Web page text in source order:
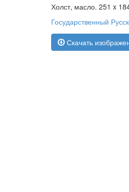
Холст, масло. 251 x
Государственный
Скачать